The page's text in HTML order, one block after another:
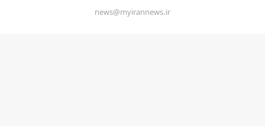
news@myirannews.ir